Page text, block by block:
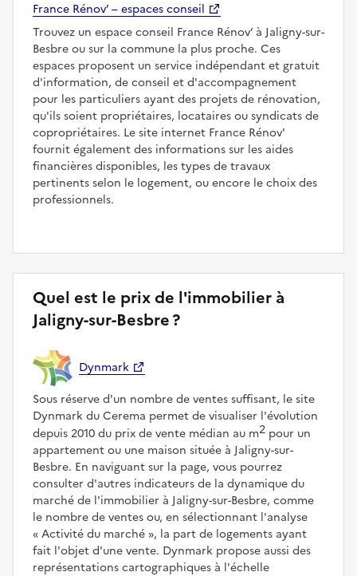
France Rénov’ – espaces conseil
Trouvez un espace conseil France Rénov’ à Jaligny-sur-
Besbre ou sur la commune la plus proche. Ces
espaces proposent un service indépendant et gratuit
d'information, de conseil et d'accompagnement
pour les particuliers ayant des projets de rénovation,
qu'ils soient propriétaires, locataires ou syndicats de
copropriétaires. Le site internet France Rénov'
fournit également des informations sur les aides
financières disponibles, les types de travaux
pertinents selon le logement, ou encore le choix des
professionnels.
Quel est le prix de l'immobilier à
Jaligny-sur-Besbre ?
Dynmark
Sous réserve d'un nombre de ventes suffisant, le site
Dynmark du Cerema permet de visualiser l'évolution
depuis 2010 du prix de vente médian au m2 pour un
appartement ou une maison située à Jaligny-sur-
Besbre. En naviguant sur la page, vous pourrez
consulter d'autres indicateurs de la dynamique du
marché de l'immobilier à Jaligny-sur-Besbre, comme
le nombre de ventes ou, en sélectionnant l'analyse
Activité du marché , la part de logements ayant
fait l'objet d'une vente. Dynmark propose aussi des
représentations cartographiques à l'échelle